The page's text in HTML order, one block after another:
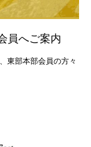
員へご案内
東部本部会員の方々